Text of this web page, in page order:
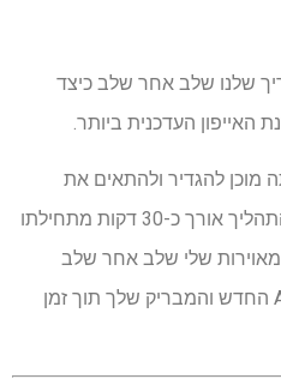
שלנו שלב אחר שלב כיצד
מוכן להגדיר ולהתאים את
Apple Watch החדש שלך! כל התהליך אורך כ-30 דקות מתחילתו
שלי שלב אחר שלב
למטה, ותזמזם את Apple Watch החדש והמבריק שלך תוך זמן